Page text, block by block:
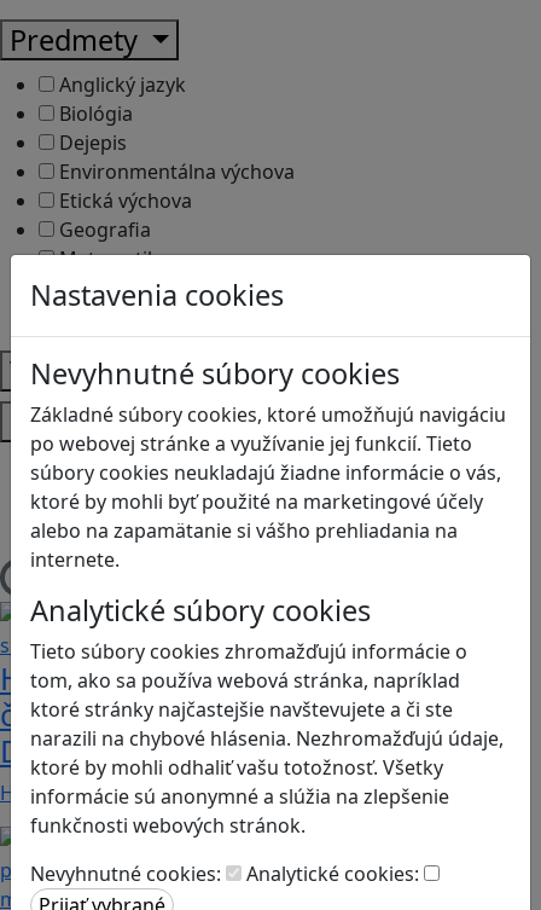
Nastavenia cookies
Nevyhnutné súbory cookies
Základné súbory cookies, ktoré umožňujú navigáciu
po webovej stránke a využívanie jej funkcií. Tieto
súbory cookies neukladajú žiadne informácie o vás,
ktoré by mohli byť použité na marketingové účely
alebo na zapamätanie si vášho prehliadania na
internete.
Analytické súbory cookies
Tieto súbory cookies zhromažďujú informácie o
tom, ako sa používa webová stránka, napríklad
ktoré stránky najčastejšie navštevujete a či ste
narazili na chybové hlásenia. Nezhromažďujú údaje,
ktoré by mohli odhaliť vašu totožnosť. Všetky
informácie sú anonymné a slúžia na zlepšenie
funkčnosti webových stránok.
Nevyhnutné cookies:
Analytické cookies:
Predmety
Anglický jazyk
Biológia
Dejepis
Environmentálna výchova
Etická výchova
Geografia
Matematika
Občianska náuka
Témy
Platformy
Android
Herná konzola
Stolové, kartové
Heritage Quest AR: Vráťte sa do
časov, keď Rímska ríša siahala až po
Dunaj
Heritage Quest AR je mobilná hra, ktorá ponúka…